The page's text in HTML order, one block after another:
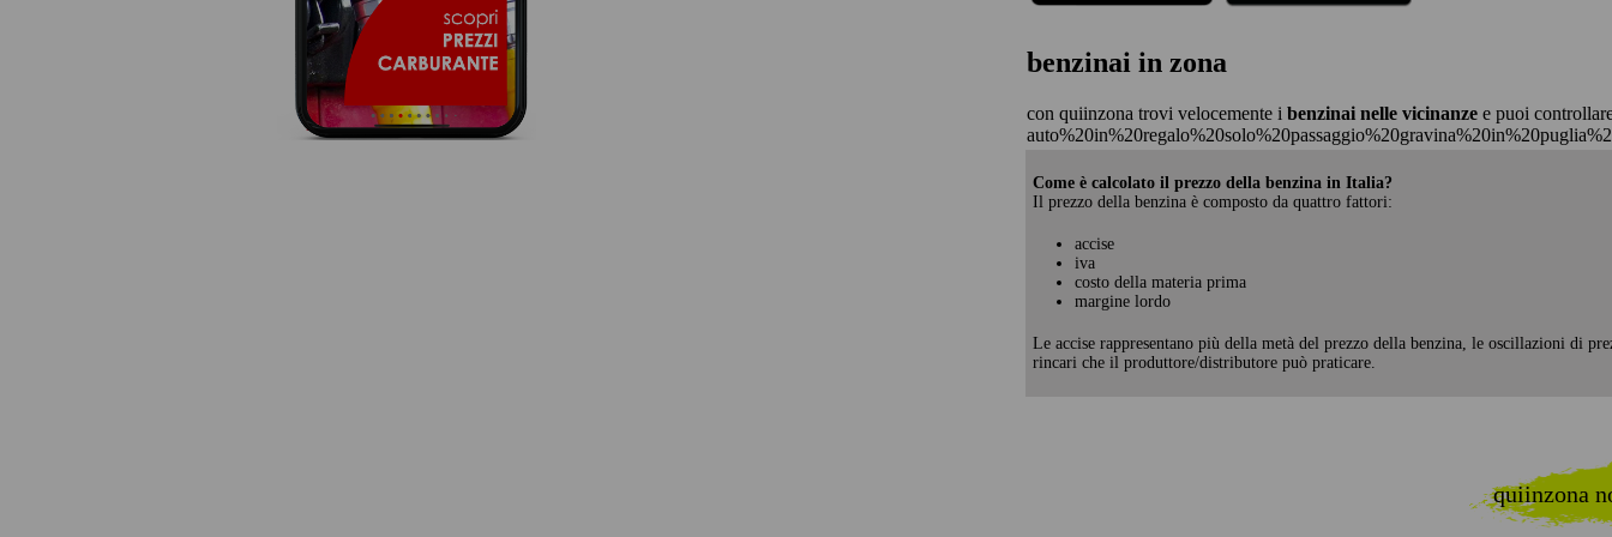
benzinai in zona
con quiinzona trovi velocemente i benzinai nelle vicinanze e puoi
Come è calcolato il prezzo della benzina in Italia?
Il prezzo della benzina è composto da quattro fattori:
accise
iva
costo della materia prima
margine lordo
Le accise rappresentano più della metà del prezzo della benzina, le oscillazioni di
rincari che il produttore/distributore può praticare.
quiinzona